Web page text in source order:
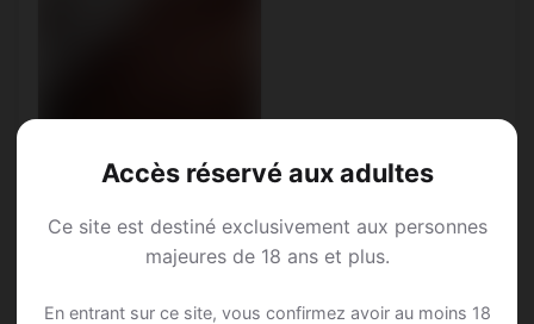
Accès réservé aux adultes
Ce site est destiné exclusivement aux personnes
majeures de 18 ans et plus.
En entrant sur ce site, vous confirmez avoir au moins 18
Alette • Pas-de-Calais